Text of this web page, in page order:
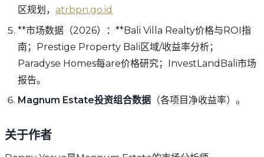
区规划，atrbpn.go.id
**市场数据（2026）：**Bali Villa Realty价格与ROI指
南；Prestige Property Bali区域/收益率分析；
Paradyse Homes每are价格研究；InvestLandBali市场
报告。
Magnum Estate投资组合数据 （各项目净收益率）。
关于作者